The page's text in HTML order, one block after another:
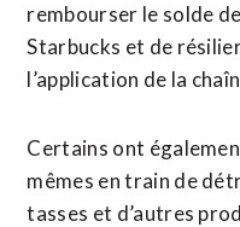
rembourser le solde
Starbucks et de
l’application de la
Certains ont
mêmes en train de
tasses et d’autres